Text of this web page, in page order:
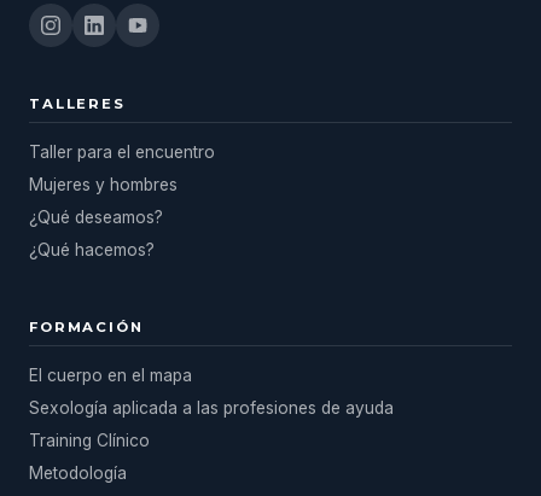
TALLERES
Taller para el encuentro
Mujeres y hombres
¿Qué deseamos?
¿Qué hacemos?
FORMACIÓN
El cuerpo en el mapa
Sexología aplicada a las profesiones de ayuda
Training Clínico
Metodología